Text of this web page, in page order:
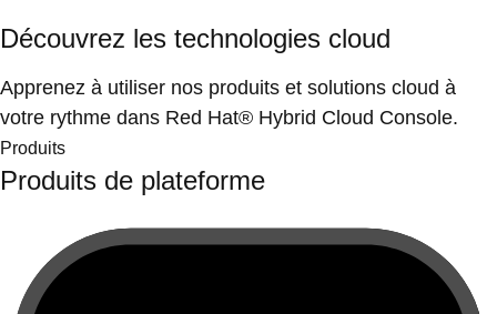
Découvrez les technologies cloud
Apprenez à utiliser nos produits et solutions cloud à
votre rythme dans Red Hat® Hybrid Cloud Console.
Produits
Produits de plateforme